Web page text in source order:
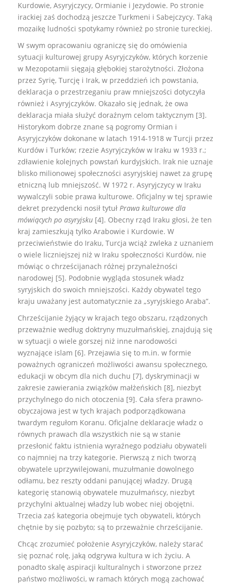
Kurdowie, Asyryjczycy, Ormianie i Jezydowie. Po stronie
irackiej zaś dochodzą jeszcze Turkmeni i Sabejczycy. Taką
mozaikę ludności spotykamy również po stronie tureckiej.
W swym opracowaniu ograniczę się do omówienia
sytuacji kulturowej grupy Asyryjczyków, których korzenie
w Mezopotamii sięgają głębokiej starożytności. Złożona
przez Syrię, Turcję i Irak, w przeddzień ich powstania,
deklaracja o przestrzeganiu praw mniejszości dotyczyła
również i Asyryjczyków. Okazało się jednak, że owa
deklaracja miała służyć doraźnym celom taktycznym [3].
Historykom dobrze znane są pogromy Ormian i
Asyryjczyków dokonane w latach 1914-1918 w Turcji przez
Kurdów i Turków; rzezie Asyryjczyków w Iraku w 1933 r.;
zdławienie kolejnych powstań kurdyjskich. Irak nie uznaje
blisko milionowej społeczności asyryjskiej nawet za grupę
etniczną lub mniejszość. W 1972 r. Asyryjczycy w Iraku
wywalczyli sobie prawa kulturowe. Oficjalny w tej sprawie
dekret prezydencki nosił tytuł Prawa kulturowe dla
mówiących po asyryjsku [4]. Obecny rząd Iraku głosi, że ten
kraj zamieszkują tylko Arabowie i Kurdowie. W
przeciwieństwie do Iraku, Turcja wciąż zwleka z uznaniem
o wiele liczniejszej niż w Iraku społeczności Kurdów, nie
mówiąc o chrześcijanach różnej przynależności
narodowej [5]. Podobnie wygląda stosunek władz
syryjskich do swoich mniejszości. Każdy obywatel tego
kraju uważany jest automatycznie za „syryjskiego Araba”.
Chrześcijanie żyjący w krajach tego obszaru, rządzonych
przeważnie według doktryny muzułmańskiej, znajdują się
w sytuacji o wiele gorszej niż inne narodowości
wyznające islam [6]. Przejawia się to m.in. w formie
poważnych ograniczeń możliwości awansu społecznego,
edukacji w obcym dla nich duchu [7], dyskryminacji w
zakresie zawierania związków małżeńskich [8], niezbyt
przychylnego do nich otoczenia [9]. Cała sfera prawno-
obyczajowa jest w tych krajach podporządkowana
twardym regułom Koranu. Oficjalne deklaracje władz o
równych prawach dla wszystkich nie są w stanie
przesłonić faktu istnienia wyraźnego podziału obywateli
co najmniej na trzy kategorie. Pierwszą z nich tworzą
obywatele uprzywilejowani, muzułmanie dowolnego
odłamu, bez reszty oddani panującej władzy. Drugą
kategorię stanowią obywatele muzułmańscy, niezbyt
przychylni aktualnej władzy lub wobec niej obojętni.
Trzecia zaś kategoria obejmuje tych obywateli, których
chętnie by się pozbyto; są to przeważnie chrześcijanie.
Chcąc zrozumieć położenie Asyryjczyków, należy starać
się poznać rolę, jaką odgrywa kultura w ich życiu. A
ponadto skalę aspiracji kulturalnych i stworzone przez
państwo możliwości, w ramach których mogą zachować